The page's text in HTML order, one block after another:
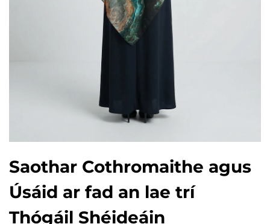
Saothar Cothromaithe agus
Úsáid ar fad an lae trí
Thógáil Shéideáin